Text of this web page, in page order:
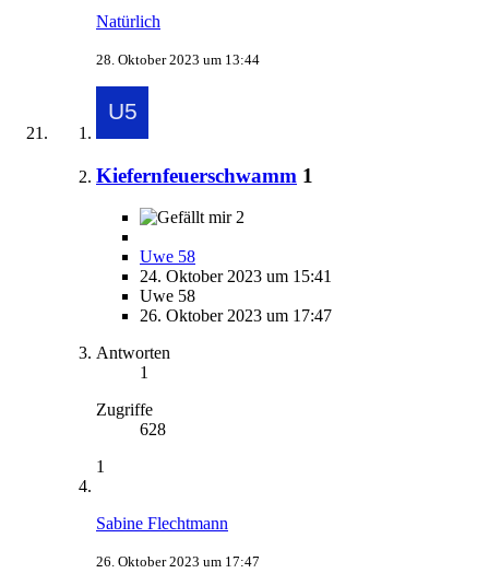
Natürlich
28. Oktober 2023 um 13:44
Kiefernfeuerschwamm 1
2
Uwe 58
24. Oktober 2023 um 15:41
Uwe 58
26. Oktober 2023 um 17:47
Antworten
1
Zugriffe
628
1
Sabine Flechtmann
26. Oktober 2023 um 17:47